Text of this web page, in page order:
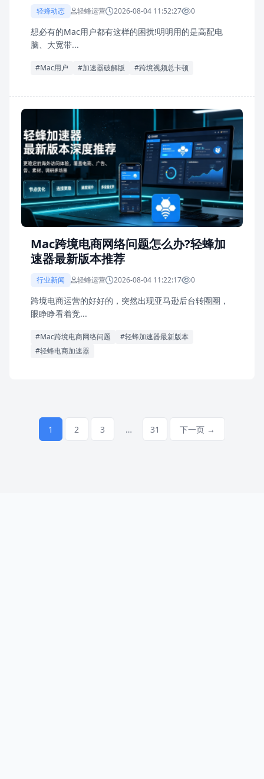
轻蜂动态 轻蜂运营 2026-08-04 11:52:27 0
想必有的Mac用户都有这样的困扰!明明用的是高配电
脑、大宽带...
#Mac用户 #加速器破解版 #跨境视频总卡顿
Mac跨境电商网络问题怎么办?轻蜂加
速器最新版本推荐
行业新闻 轻蜂运营 2026-08-04 11:22:17 0
跨境电商运营的好好的，突然出现亚马逊后台转圈圈，
眼睁睁看着竞...
#Mac跨境电商网络问题
#轻蜂加速器最新版本
#轻蜂电商加速器
1 2 3 … 31 下一页 →